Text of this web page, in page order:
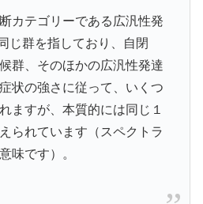
カテゴリーである広汎性発
じ群を指しており、自閉
群、そのほかの広汎性発達
状の強さに従って、いくつ
ますが、本質的には同じ１
られています（スペクトラ
味です）。